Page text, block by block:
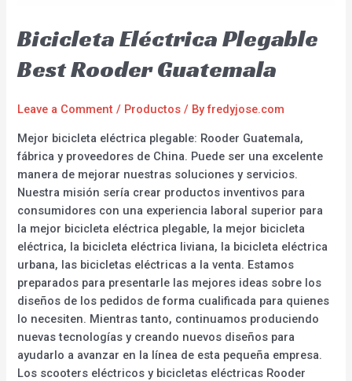
Bicicleta Eléctrica Plegable
Best Rooder Guatemala
Leave a Comment / Productos / Byfredyjose.com
Mejor bicicleta eléctrica plegable: Rooder Guatemala,
fábrica y proveedores de China. Puede ser una excelente
manera de mejorar nuestras soluciones y servicios.
Nuestra misión sería crear productos inventivos para
consumidores con una experiencia laboral superior para
la mejor bicicleta eléctrica plegable, la mejor bicicleta
eléctrica, la bicicleta eléctrica liviana, la bicicleta eléctrica
urbana, las bicicletas eléctricas a la venta. Estamos
preparados para presentarle las mejores ideas sobre los
diseños de los pedidos de forma cualificada para quienes
lo necesiten. Mientras tanto, continuamos produciendo
nuevas tecnologías y creando nuevos diseños para
ayudarlo a avanzar en la línea de esta pequeña empresa.
Los scooters eléctricos y bicicletas eléctricas Rooder